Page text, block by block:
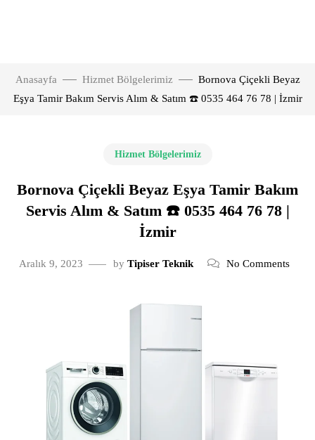
Anasayfa Hizmet Bölgelerimiz
Bornova Çiçekli Beyaz
Eşya Tamir Bakım Servis Alım & Satım ☎️ 0535 464 76 78 | İzmir
Hizmet Bölgelerimiz
Bornova Çiçekli Beyaz Eşya Tamir Bakım
Servis Alım & Satım ☎️ 0535 464 76 78 |
İzmir
Aralık 9, 2023 by Tipiser Teknik No Comments